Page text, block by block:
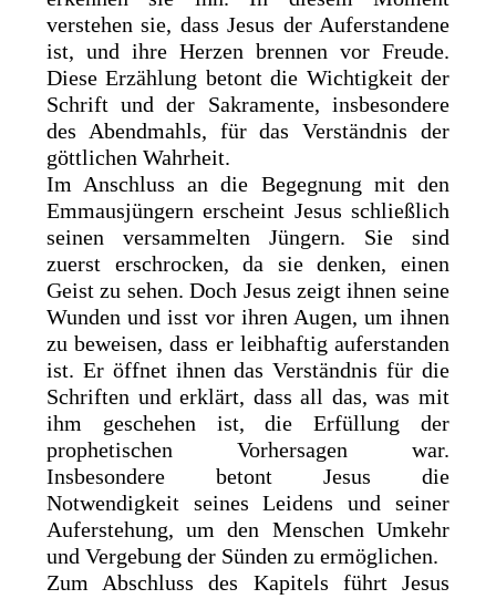
verstehen sie, dass Jesus der Auferstandene
ist, und ihre Herzen brennen vor Freude.
Diese Erzählung betont die Wichtigkeit der
Schrift und der Sakramente, insbesondere
des Abendmahls, für das Verständnis der
göttlichen Wahrheit.
Im Anschluss an die Begegnung mit den
Emmausjüngern erscheint Jesus schließlich
seinen versammelten Jüngern. Sie sind
zuerst erschrocken, da sie denken, einen
Geist zu sehen. Doch Jesus zeigt ihnen seine
Wunden und isst vor ihren Augen, um ihnen
zu beweisen, dass er leibhaftig auferstanden
ist. Er öffnet ihnen das Verständnis für die
Schriften und erklärt, dass all das, was mit
ihm geschehen ist, die Erfüllung der
prophetischen Vorhersagen war.
Insbesondere betont Jesus die
Notwendigkeit seines Leidens und seiner
Auferstehung, um den Menschen Umkehr
und Vergebung der Sünden zu ermöglichen.
Zum Abschluss des Kapitels führt Jesus